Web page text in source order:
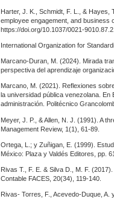
Harter, J. K., Schmidt, F. L., & Hayes,
employee engagement, and business
https://doi.org/10.1037/0021-
International Organization for
Marcano-Duran, M. (2024). Mirada
perspectiva del aprendizaje
Marcano, M. (2021). Reflexiones
la universidad pública venezolana.
administración. Politécnico
Meyer, J. P., & Allen, N. J. (1991). A
Management Review, 1(1), 61-89.
Ortega, L.; y Zuñigan, E. (1999).
México: Plaza y Valdés Editores, pp.
Rivas T., F. E. & Silva D., M. F.
Contable FACES, 20(34), 119-140.
Rivas- Torres, F., Acevedo-Duque, A.